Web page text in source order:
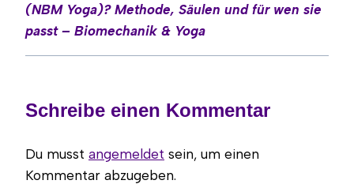
(NBM Yoga)? Methode, Säulen und für wen sie
passt – Biomechanik & Yoga
Schreibe einen Kommentar
Du musst angemeldet sein, um einen
Kommentar abzugeben.